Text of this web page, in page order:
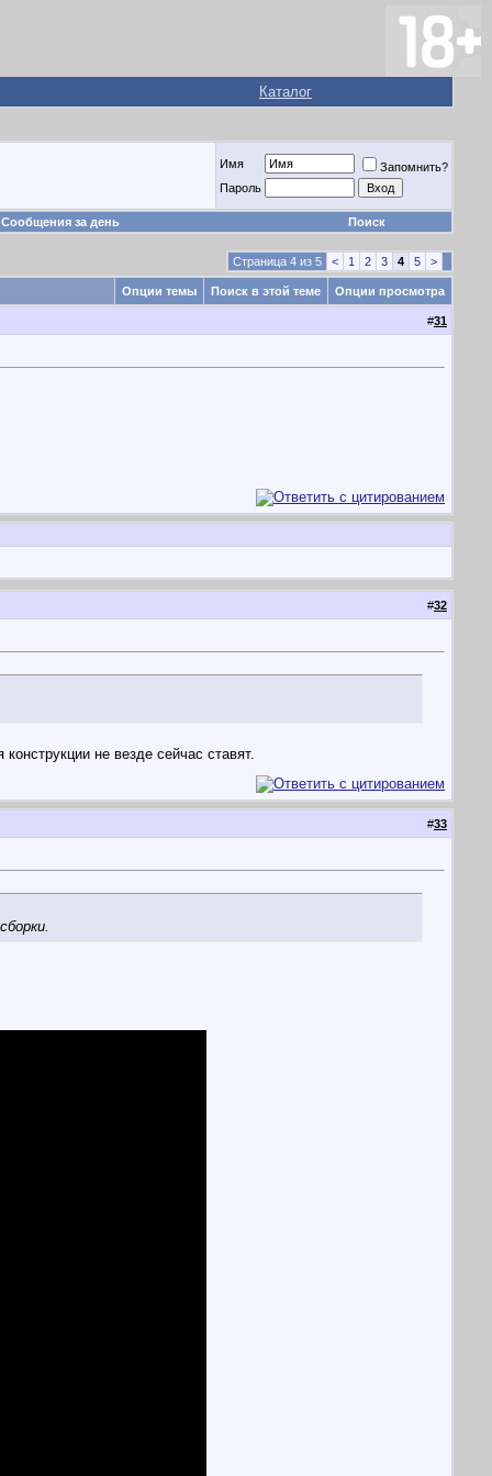
Каталог
Имя
Запомнить?
Пароль
Сообщения за день Поиск
Страница 4 из 5 < 1 2 3 4 5 >
Опции темы Поиск в этой теме Опции просмотра
#31
#32
не везде сейчас ставят.
#33